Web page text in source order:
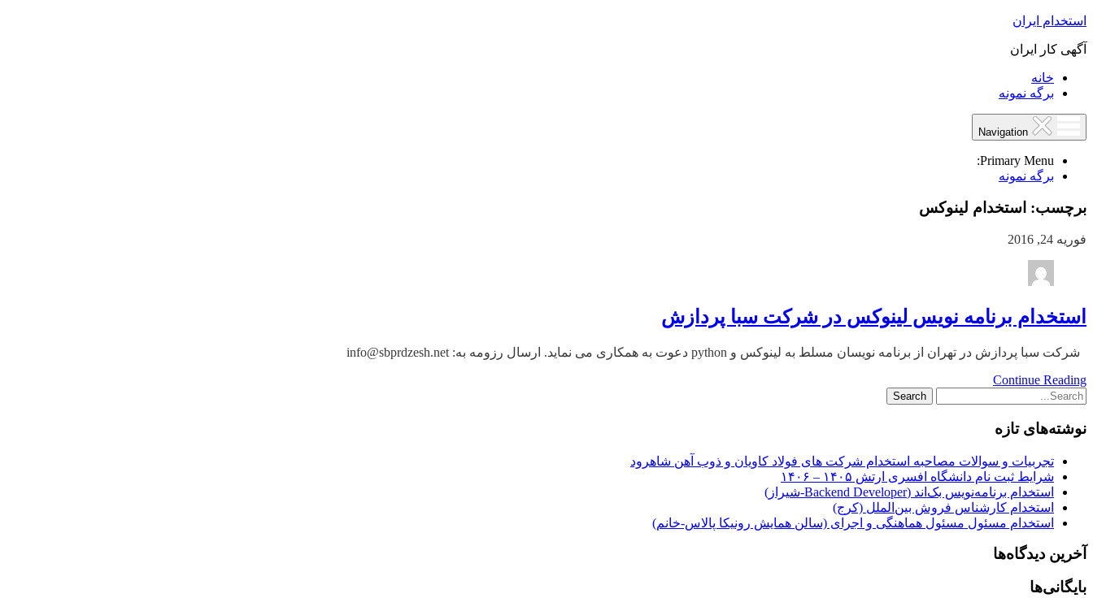
استخدام ایران
آگهی کار ایران
خانه
برگه نمونه
Primary Menu:
برگه نمونه
برچسب: استخدام لینوکس
فوریه 24, 2016
استخدام برنامه نویس لینوکس در شرکت سبا پردازش
شرکت سبا پردازش در تهران از برنامه نویسان مسلط به لینوکس و python دعوت به همکاری می نماید. ارسال رزومه به: info@sbprdzesh.net
Continue Reading
نوشته‌های تازه
تجربیات و سوالات مصاحبه استخدام شرکت های فولاد کاویان و ذوب آهن شاهرود
شرایط ثبت نام دانشگاه افسری ارتش ۱۴۰۵ – ۱۴۰۶
استخدام برنامه‌نویس بک‌اند (Backend Developer-شیراز)
استخدام کارشناس فروش بین‌الملل (کرج)
استخدام مسئول مسئول هماهنگی و اجرای (سالن همایش رونیکا پالاس-خانم)
آخرین دیدگاه‌ها
بایگانی‌ها